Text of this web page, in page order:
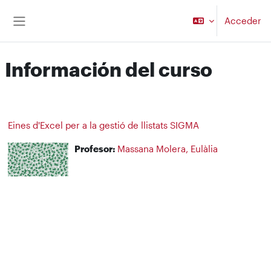
Acceder
Información del curso
Eines d'Excel per a la gestió de llistats SIGMA
Profesor: Massana Molera, Eulàlia